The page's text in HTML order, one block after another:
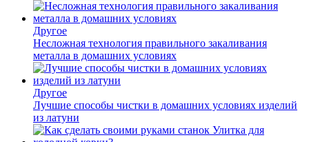
Другое
Несложная технология правильного закаливания
металла в домашних условиях
Другое
Лучшие способы чистки в домашних условиях изделий
из латуни